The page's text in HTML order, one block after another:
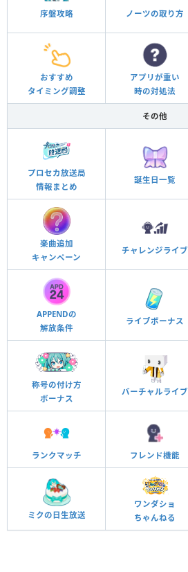
序盤攻略 ノーツの取り方
おすすめ
タイミング調整
アプリが重い
時の対処法
その他
プロセカ放送局
情報まとめ
誕生日一覧
楽曲追加
キャンペーン
チャレンジライブ
APPENDの
解放条件
ライブボーナス
称号の付け方
ボーナス
バーチャルライブ
ランクマッチ フレンド機能
ミクの日生放送
ワンダショ
ちゃんねる